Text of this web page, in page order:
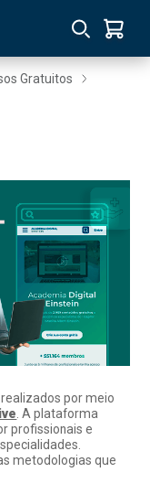
Gratuitos
por meio
. A plataforma
profissionais e
metodologias que